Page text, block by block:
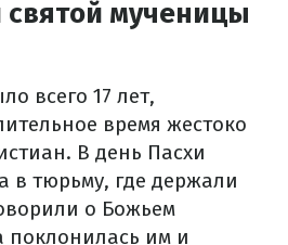
мученицы
всего 17 лет,
время жестоко
В день Пасхи
в тюрьму, где держали
о Божьем
поклонилась им и